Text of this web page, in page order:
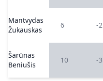
Mantvydas
Žukauskas
6 -2
Šarūnas
Beniušis
10 -3